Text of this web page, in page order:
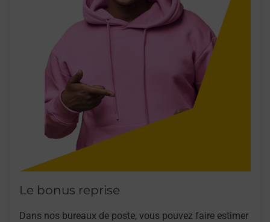
Le bonus reprise
Dans nos bureaux de poste, vous pouvez faire estimer